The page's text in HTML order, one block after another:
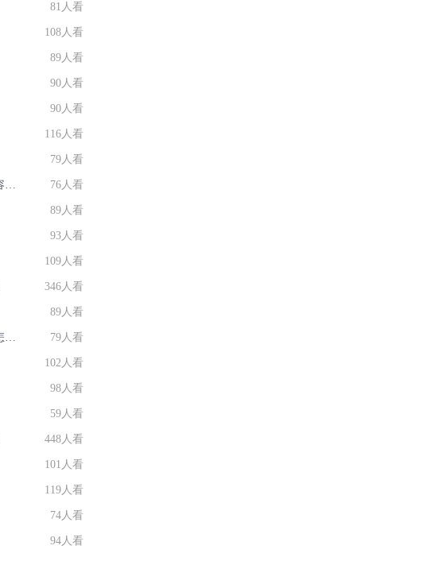
81人看
108人看
89人看
90人看
90人看
116人看
79人看
电商宝针对传统电商的软文（电商平台的内容电商） 76人看
89人看
93人看
109人看
346人看
89人看
有赞销售员招募软文（有赞销售员招募软文怎么写） 79人看
102人看
98人看
59人看
448人看
101人看
119人看
74人看
94人看